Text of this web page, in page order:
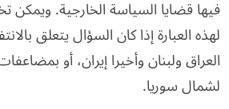
فيها قضايا السياسة الخارجية. ويمكن
لهذه العبارة إذا كان السؤال يتعلق
العراق ولبنان وأخيرا إيران، أو
لشمال سوريا.